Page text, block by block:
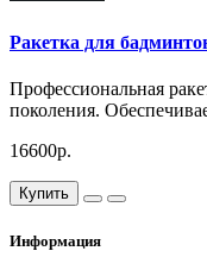
Ракетка для
Профессиональная
поколения.
16600р.
Купить
Информация